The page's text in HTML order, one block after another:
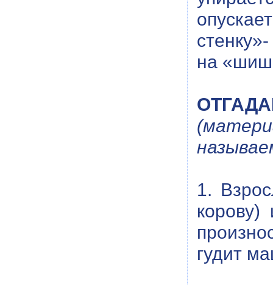
на
1.
корову)
гудит